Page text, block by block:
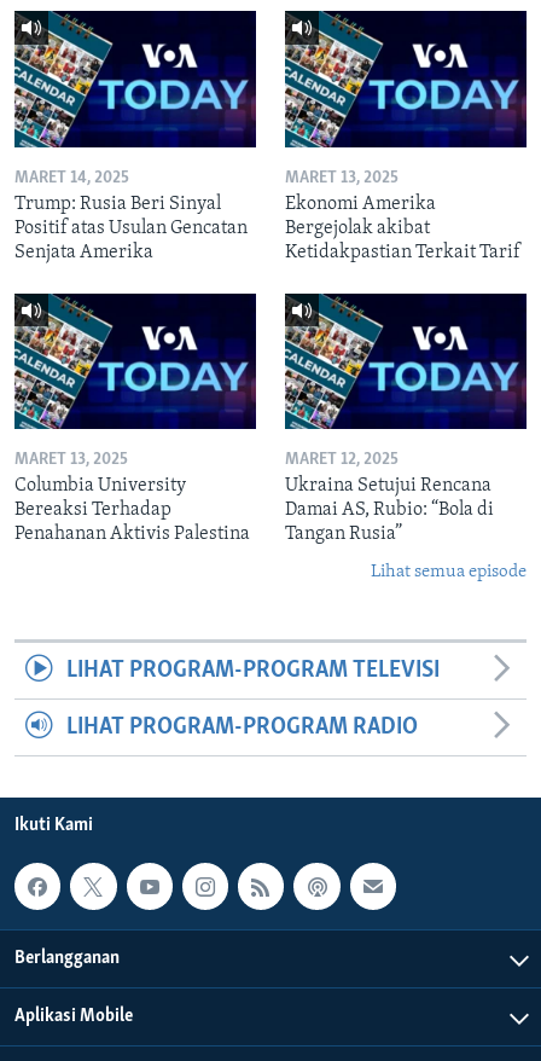
MARET 14, 2025
Trump: Rusia Beri Sinyal
Positif atas Usulan Gencatan
Senjata Amerika
MARET 13, 2025
Ekonomi Amerika
Bergejolak akibat
Ketidakpastian Terkait Tarif
MARET 13, 2025
Columbia University
Bereaksi Terhadap
Penahanan Aktivis Palestina
MARET 12, 2025
Ukraina Setujui Rencana
Damai AS, Rubio: “Bola di
Tangan Rusia”
Lihat semua episode
LIHAT PROGRAM-PROGRAM TELEVISI
LIHAT PROGRAM-PROGRAM RADIO
Ikuti Kami
Berlangganan
Aplikasi Mobile